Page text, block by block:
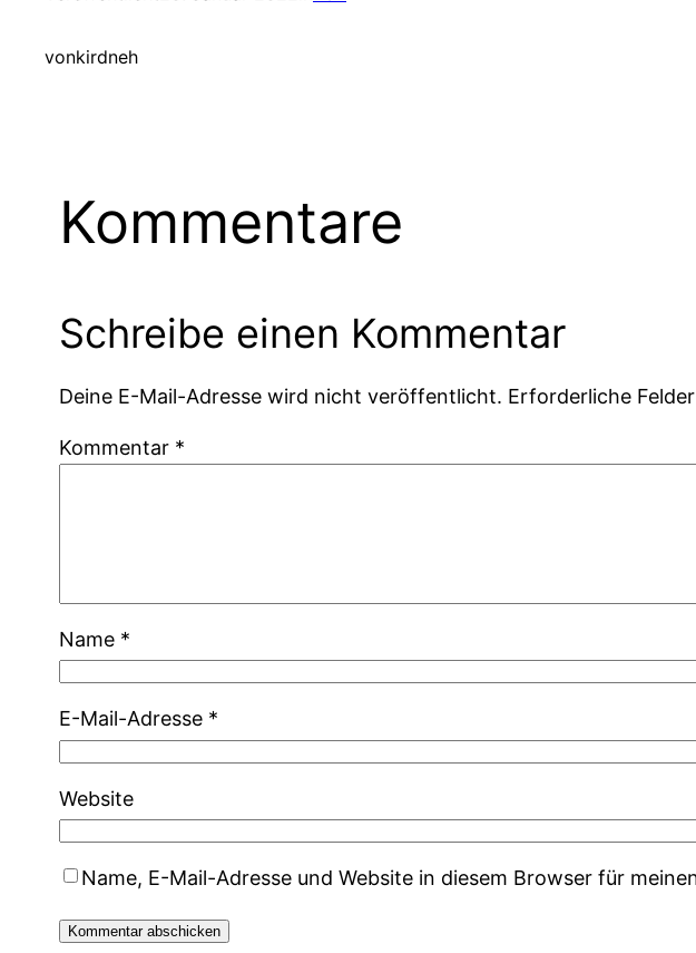
vonkirdneh
Kommentare
Schreibe einen Kommentar
Deine E-Mail-Adresse wird nicht veröffentlicht. Erforderliche
Kommentar *
Name *
E-Mail-Adresse *
Website
Name, E-Mail-Adresse und Website in diesem Browser für